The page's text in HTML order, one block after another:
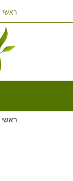
ראשי
ראשי